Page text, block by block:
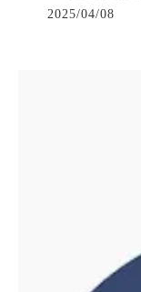
2025/04/08